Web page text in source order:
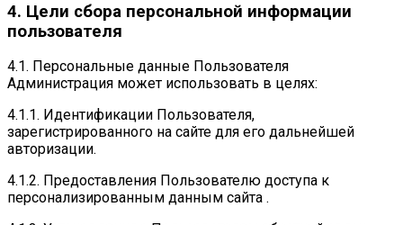
4. Цели сбора персональной информации
пользователя
4.1. Персональные данные Пользователя
Администрация может использовать в целях:
4.1.1. Идентификации Пользователя,
зарегистрированного на сайте для его дальнейшей
авторизации.
4.1.2. Предоставления Пользователю доступа к
персонализированным данным сайта .